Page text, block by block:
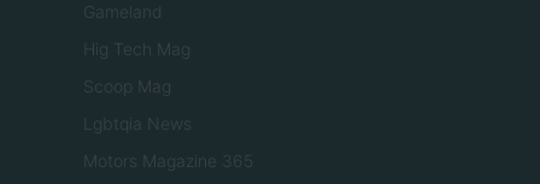
Gameland
Hig Tech Mag
Scoop Mag
Lgbtqia News
Motors Magazine 365